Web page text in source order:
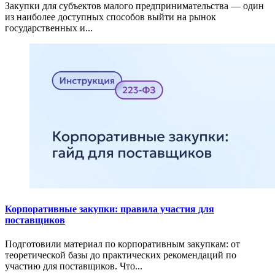
Закупки для субъектов малого предпринимательства — один
из наиболее доступных способов выйти на рынок
государственных и...
Корпоративные закупки: правила участия для
поставщиков
Подготовили материал по корпоративным закупкам: от
теоретической базы до практических рекомендаций по
участию для поставщиков. Что...